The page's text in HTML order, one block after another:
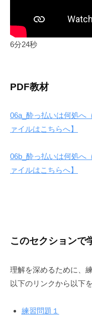
6分24秒
PDF教材
06a_酔っ払いは何処へ
ァイルはこちらへ】
06b_酔っ払いは何処へ
ァイルはこちらへ】
このセクションで
理解を深めるために、
以下のリンクから以下
練習問題１